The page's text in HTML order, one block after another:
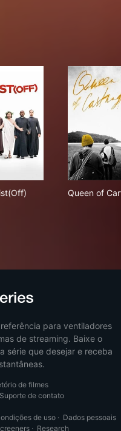
Queen of
para ventiladores
de streaming. Baixe o
série que desejar e receba
de filmes
Suporte de contato
de uso · Dados pessoais
· Research